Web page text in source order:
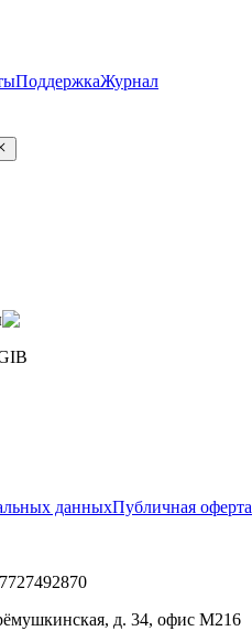
ПоддержкаЖурнал
данныхПубличная оферта
д. 34, офис М216